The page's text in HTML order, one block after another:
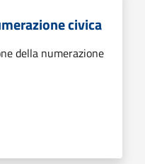
civica
della numerazione